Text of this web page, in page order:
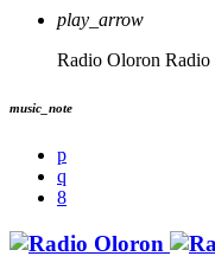
play_arrow
Radio Oloron Radio
music_note